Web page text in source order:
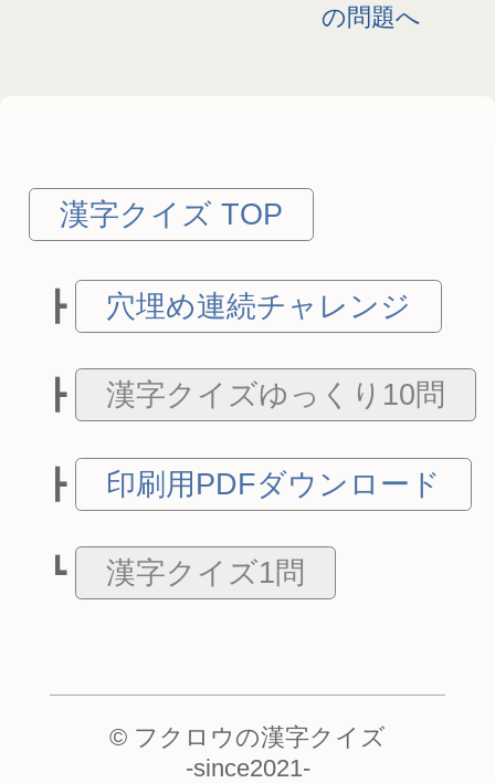
の問題へ
漢字クイズ TOP
穴埋め連続チャレンジ
漢字クイズゆっくり10問
印刷用PDFダウンロード
漢字クイズ1問
© フクロウの漢字クイズ
-since2021-